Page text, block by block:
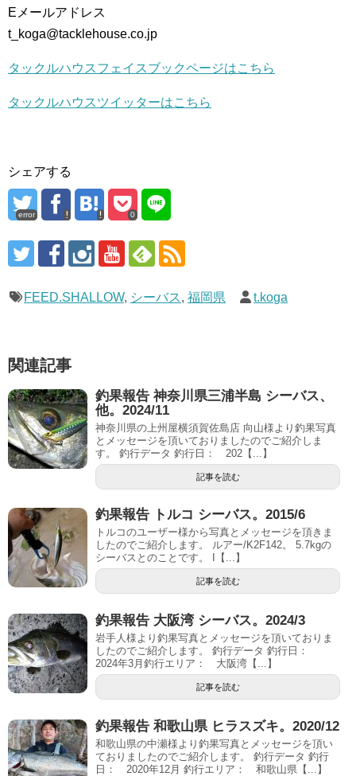
Eメールアドレス
t_koga@tacklehouse.co.jp
タックルハウスフェイスブックページはこちら
タックルハウスツイッターはこちら
シェアする
error 0
FEED.SHALLOW, シーバス, 福岡県 t.koga
関連記事
釣果報告 神奈川県三浦半島 シーバス、
他。2024/11
神奈川県の上州屋横須賀佐島店 向山様より釣果写真
とメッセージを頂いておりましたのでご紹介しま
す。 釣行データ 釣行日： 202【...】
記事を読む
釣果報告 トルコ シーバス。2015/6
トルコのユーザー様から写真とメッセージを頂きま
したのでご紹介します。 ルアー/K2F142。 5.7kgの
シーバスとのことです。 I【...】
記事を読む
釣果報告 大阪湾 シーバス。2024/3
岩手人様より釣果写真とメッセージを頂いておりま
したのでご紹介します。 釣行データ 釣行日：
2024年3月釣行エリア： 大阪湾【...】
記事を読む
釣果報告 和歌山県 ヒラスズキ。2020/12
和歌山県の中瀬様より釣果写真とメッセージを頂い
ておりましたのでご紹介します。 釣行データ 釣行
日： 2020年12月 釣行エリア： 和歌山県【...】